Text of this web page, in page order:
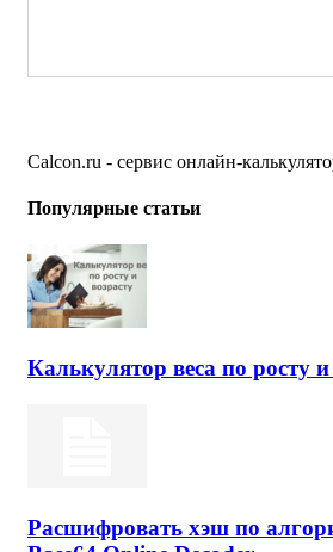
Calcon.ru - сервис онлайн-
Популярные статьи
Калькулятор веса по росту и
Расшифровать хэш по